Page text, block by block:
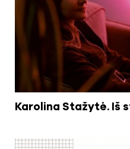
Karolina Stažytė. Iš